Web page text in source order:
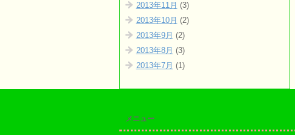
2013年11月 (3)
2013年10月 (2)
2013年9月 (2)
2013年8月 (3)
2013年7月 (1)
メニュー